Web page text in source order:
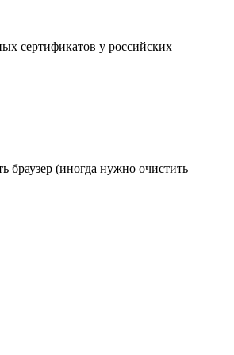
сертификатов у российских
браузер (иногда нужно очистить